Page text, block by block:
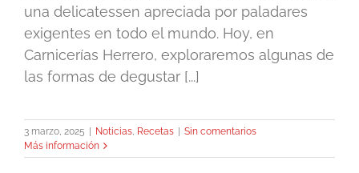
una delicatessen apreciada por paladares
exigentes en todo el mundo. Hoy, en
Carnicerías Herrero, exploraremos algunas de
las formas de degustar [...]
3 marzo, 2025 Noticias, Recetas
Sin comentarios
Más información